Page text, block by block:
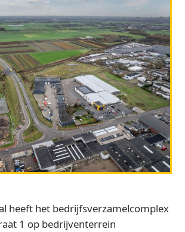
heeft het bedrijfsverzamelcomplex
1 op bedrijventerrein